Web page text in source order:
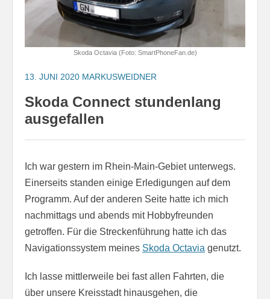
Skoda Octavia (Foto: SmartPhoneFan.de)
13. JUNI 2020 MARKUSWEIDNER
Skoda Connect stundenlang
ausgefallen
Ich war gestern im Rhein-Main-Gebiet unterwegs.
Einerseits standen einige Erledigungen auf dem
Programm. Auf der anderen Seite hatte ich mich
nachmittags und abends mit Hobbyfreunden
getroffen. Für die Streckenführung hatte ich das
Navigationssystem meines Skoda Octavia genutzt.
Ich lasse mittlerweile bei fast allen Fahrten, die
über unsere Kreisstadt hinausgehen, die